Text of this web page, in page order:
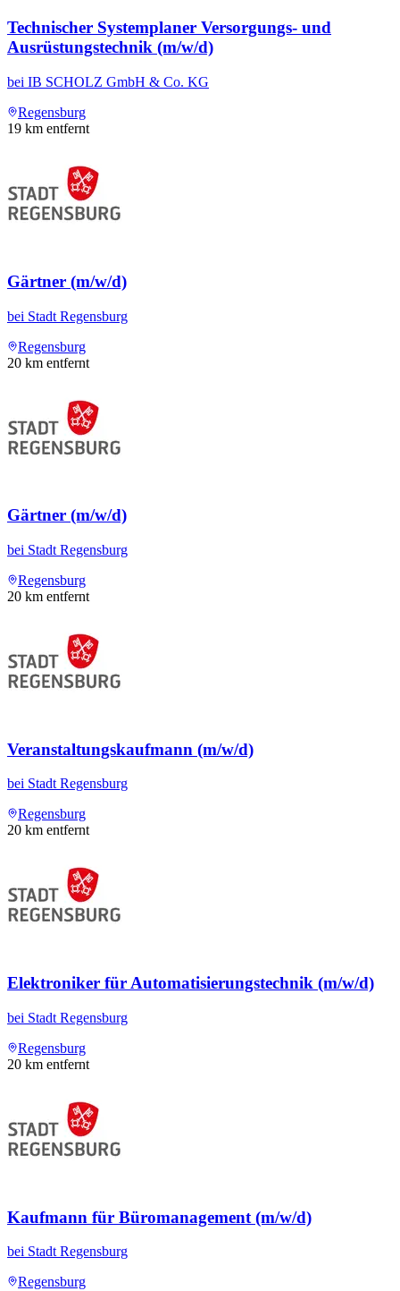
Technischer Systemplaner Versorgungs- und
Ausrüstungstechnik (m/w/d)
bei IB SCHOLZ GmbH & Co. KG
Regensburg
19 km entfernt
Gärtner (m/w/d)
bei Stadt Regensburg
Regensburg
20 km entfernt
Gärtner (m/w/d)
bei Stadt Regensburg
Regensburg
20 km entfernt
Veranstaltungskaufmann (m/w/d)
bei Stadt Regensburg
Regensburg
20 km entfernt
Elektroniker für Automatisierungstechnik (m/w/d)
bei Stadt Regensburg
Regensburg
20 km entfernt
Kaufmann für Büromanagement (m/w/d)
bei Stadt Regensburg
Regensburg